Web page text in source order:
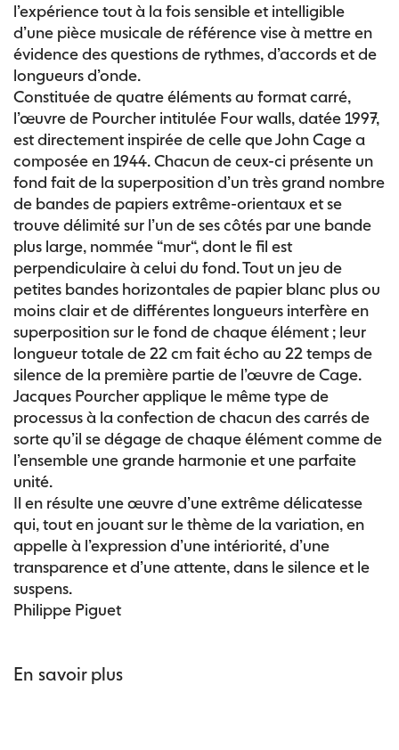
l’expérience tout à la fois sensible et intelligible
d’une pièce musicale de référence vise à mettre en
évidence des questions de rythmes, d’accords et de
longueurs d’onde.
Constituée de quatre éléments au format carré,
l’œuvre de Pourcher intitulée Four walls, datée 1997,
est directement inspirée de celle que John Cage a
composée en 1944. Chacun de ceux-ci présente un
fond fait de la superposition d’un très grand nombre
de bandes de papiers extrême-orientaux et se
trouve délimité sur l’un de ses côtés par une bande
plus large, nommée “mur“, dont le fil est
perpendiculaire à celui du fond. Tout un jeu de
petites bandes horizontales de papier blanc plus ou
moins clair et de différentes longueurs interfère en
superposition sur le fond de chaque élément ; leur
longueur totale de 22 cm fait écho au 22 temps de
silence de la première partie de l’œuvre de Cage.
Jacques Pourcher applique le même type de
processus à la confection de chacun des carrés de
sorte qu’il se dégage de chaque élément comme de
l’ensemble une grande harmonie et une parfaite
unité.
Il en résulte une œuvre d’une extrême délicatesse
qui, tout en jouant sur le thème de la variation, en
appelle à l’expression d’une intériorité, d’une
transparence et d’une attente, dans le silence et le
suspens.
Philippe Piguet
En savoir plus